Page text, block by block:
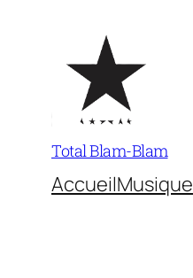
contenu
Total Blam-Blam
AccueilMusique